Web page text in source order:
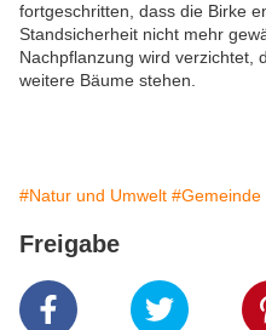
fortgeschritten, dass die Birke
Standsicherheit nicht mehr
Nachpflanzung wird verzichtet,
weitere Bäume stehen.
#Natur und Umwelt #Gemeinde
Freigabe